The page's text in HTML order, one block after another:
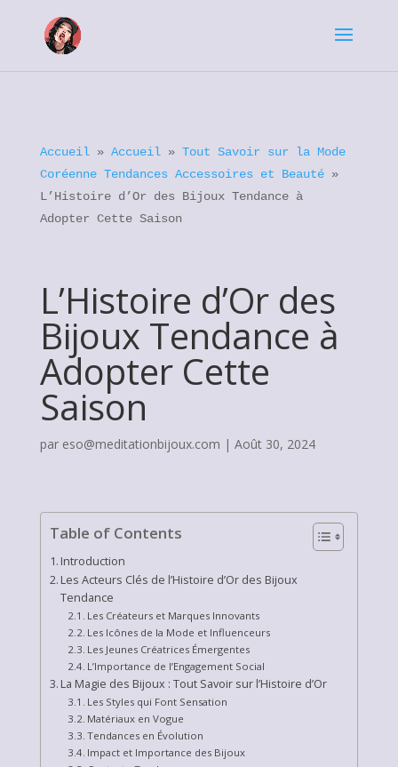
Accueil» Accueil» Tout Savoir sur la Mode
Coréenne Tendances Accessoires et Beauté»
L’Histoire d’Or des Bijoux Tendance à
Adopter Cette Saison
L’Histoire d’Or des
Bijoux Tendance à
Adopter Cette
Saison
par eso@meditationbijoux.com | Août 30, 2024
Table of Contents
Introduction
Les Acteurs Clés de l’Histoire d’Or des Bijoux
Tendance
Les Créateurs et Marques Innovants
Les Icônes de la Mode et Influenceurs
Les Jeunes Créatrices Émergentes
L’Importance de l’Engagement Social
La Magie des Bijoux : Tout Savoir sur l’Histoire d’Or
Les Styles qui Font Sensation
Matériaux en Vogue
Tendances en Évolution
Impact et Importance des Bijoux